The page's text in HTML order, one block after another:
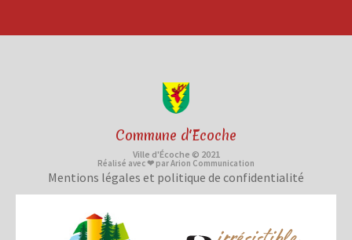
Commune d'Ecoche
Ville d'Écoche © 2021
Réalisé avec ❤ par Arion Communication
Mentions légales et politique de confidentialité